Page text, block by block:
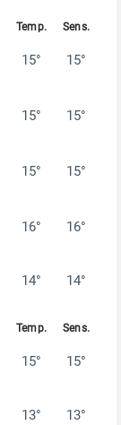
15° 15°
15° 15°
15° 15°
16° 16°
14° 14°
15° 15°
13° 13°